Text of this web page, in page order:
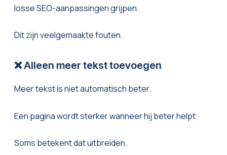
losse SEO-aanpassingen grijpen.
Dit zijn veelgemaakte fouten.
❌ Alleen meer tekst toevoegen
Meer tekst is niet automatisch beter.
Een pagina wordt sterker wanneer hij beter helpt.
Soms betekent dat uitbreiden.